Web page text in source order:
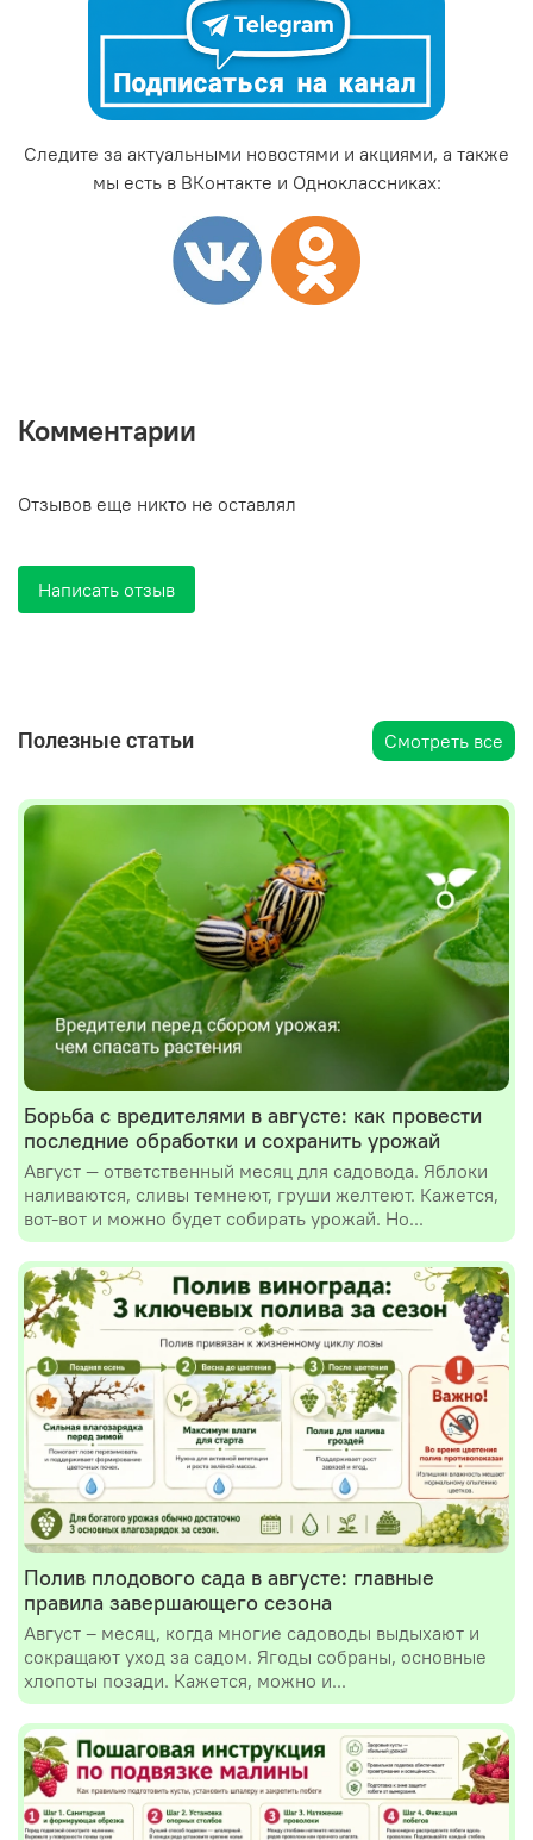
Следите за актуальными новостями и акциями, а также
мы есть в ВКонтакте и Одноклассниках:
Комментарии
Отзывов еще никто не оставлял
Написать отзыв
Полезные статьи Смотреть все
Борьба с вредителями в августе: как провести
последние обработки и сохранить урожай
Август — ответственный месяц для садовода. Яблоки
наливаются, сливы темнеют, груши желтеют. Кажется,
вот-вот и можно будет собирать урожай. Но...
Полив плодового сада в августе: главные
правила завершающего сезона
Август – месяц, когда многие садоводы выдыхают и
сокращают уход за садом. Ягоды собраны, основные
хлопоты позади. Кажется, можно и...